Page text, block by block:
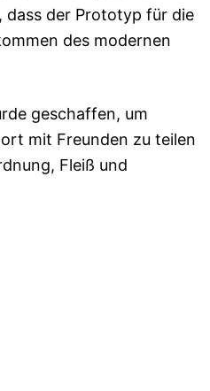
dass der Prototyp für die
des modernen
geschaffen, um
mit Freunden zu teilen
Fleiß und